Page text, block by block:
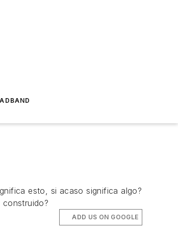
esto, si acaso significa algo?
ADD US ON GOOGLE